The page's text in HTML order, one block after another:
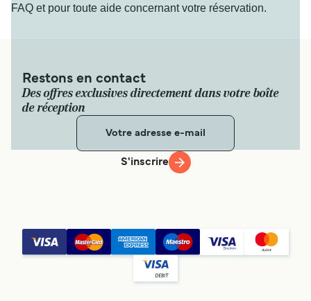
FAQ et pour toute aide concernant votre réservation.
Restons en contact
Des offres exclusives directement dans votre boîte
de réception
S'inscrire